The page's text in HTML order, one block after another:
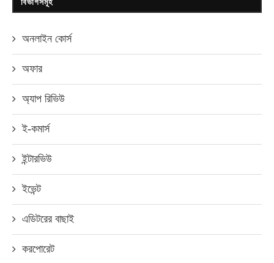
অনলাইন কোর্স
অফার
অ্যাপ রিভিউ
ই-কমার্স
ইন্টারভিউ
ইভেন্ট
এডিটরের বাছাই
করপোরেট